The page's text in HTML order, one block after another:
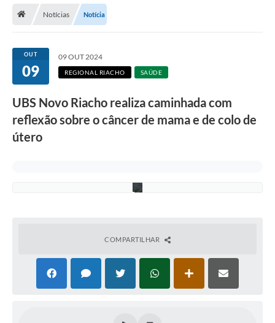
Notícias Notícia
OUT
09
09 OUT 2024
REGIONAL RIACHO SAÚDE
UBS Novo Riacho realiza caminhada com
reflexão sobre o câncer de mama e de colo de
útero
b
i
S
i
l
COMPARTILHAR